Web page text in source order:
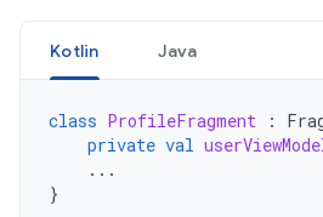
Kotlin Java
class ProfileFragment :
private val
...
}